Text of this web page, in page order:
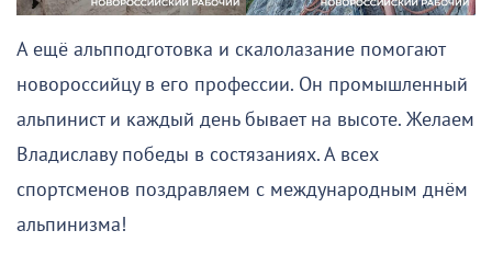
А ещё альпподготовка и скалолазание помогают
новороссийцу в его профессии. Он промышленный
альпинист и каждый день бывает на высоте. Желаем
Владиславу победы в состязаниях. А всех
спортсменов поздравляем с международным днём
альпинизма!